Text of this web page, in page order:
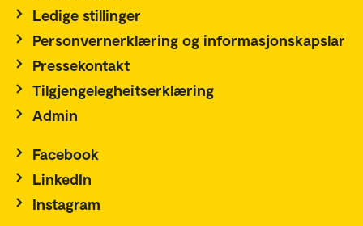
Ledige stillinger
Personvernerklæring og informasjonskapslar
Pressekontakt
Tilgjengelegheitserklæring
Admin
Facebook
LinkedIn
Instagram